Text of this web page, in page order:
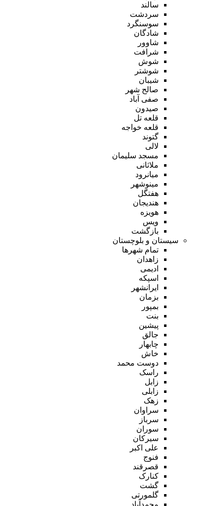
سالند
سردشت
سوسنگرد
شادگان
شاوور
شرافت
شوش
شوشتر
شیبان
صالح شهر
صفی آباد
صیدون
قلعه تل
قلعه خواجه
گتوند
لالی
مسجد سلیمان
ملاثانی
میانرود
مینوشهر
هفتگل
هندیجان
هویزه
ویس
بازگشت
سیستان و بلوچستان
تمام شهر‌ها
زاهدان
ادیمی
اسپکه
ایرانشهر
بزمان
بمپور
بنت
پیشین
جالق
چابهار
خاش
دوست محمد
راسک
زابل
زابلی
زهک
سراوان
سرباز
سوران
سیرکان
علی اکبر
فنوج
قصرقند
کنارک
گشت
گلمورتی
محمدآباد